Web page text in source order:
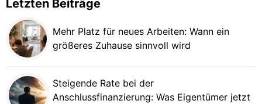
Letzten Beiträge
Mehr Platz für neues Arbeiten: Wann ein
größeres Zuhause sinnvoll wird
Steigende Rate bei der
Anschlussfinanzierung: Was Eigentümer jetzt